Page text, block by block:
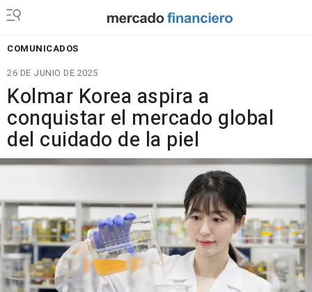
COMUNICADOS
26 DE JUNIO DE 2025
Kolmar Korea aspira a
conquistar el mercado global
del cuidado de la piel